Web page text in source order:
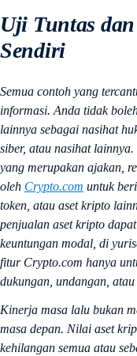
Uji Tuntas
Sendiri
Semua contoh yang
informasi. Anda tidak
lainnya sebagai nasihat
siber, atau nasihat
yang merupakan ajakan,
oleh Crypto.com untuk
token, atau aset kripto
penjualan aset kripto
keuntungan modal, di
fitur Crypto.com hanya
dukungan, undangan,
Kinerja masa lalu bukan
masa depan. Nilai aset
kehilangan semua atau